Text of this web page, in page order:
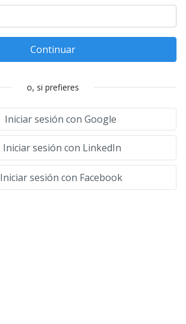
Continuar
o, si prefieres
Iniciar sesión con Google
Iniciar sesión con LinkedIn
Iniciar sesión con Facebook